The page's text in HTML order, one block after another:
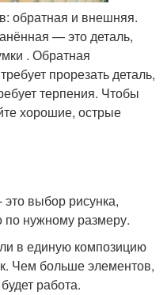
обратная и внешняя.
— это деталь,
. Обратная
прорезать деталь,
терпения. Чтобы
хорошие, острые
выбор рисунка,
по нужному размеру.
в единую композицию
Чем больше элементов,
работа.